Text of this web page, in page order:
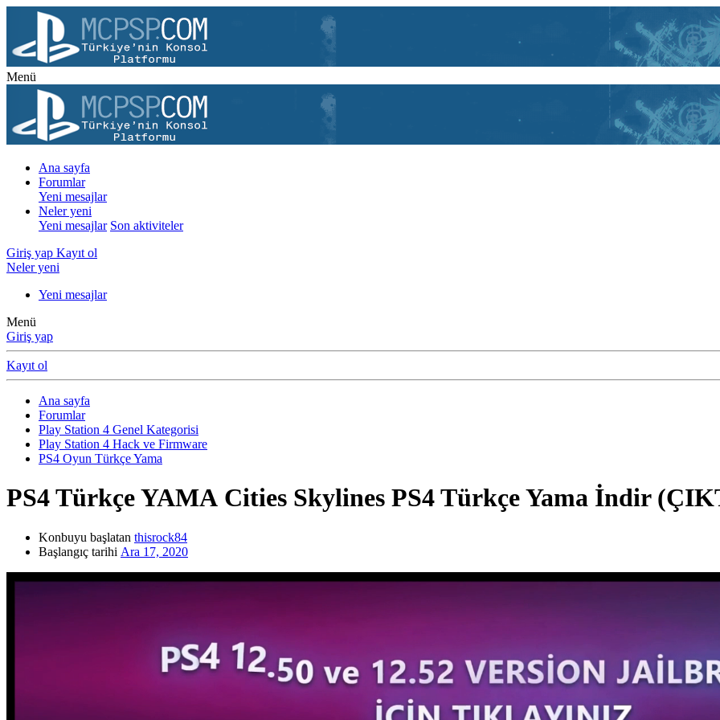
Menü
Ana sayfa
Forumlar
Yeni mesajlar
Neler yeni
Yeni mesajlar Son aktiviteler
Giriş yap Kayıt ol
Neler yeni
Yeni mesajlar
Menü
Giriş yap
Kayıt ol
Ana sayfa
Forumlar
Play Station 4 Genel Kategorisi
Play Station 4 Hack ve Firmware
PS4 Oyun Türkçe Yama
PS4 Türkçe YAMA Cities Skylines PS4 Türkçe Yama İndir
Konbuyu başlatan thisrock84
Başlangıç tarihi Ara 17, 2020